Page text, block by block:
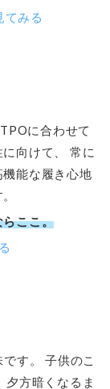
みる
に合わせて
向けて、 常に
能な履き心地
ここ。
す。 子供のこ
夕方暗くなるま